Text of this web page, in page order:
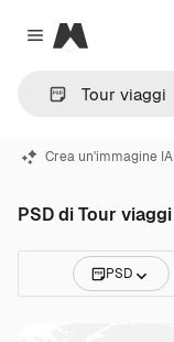
Close menu
Magnific
Crea un'immagine IA
PSD di Tour viaggi
PSD